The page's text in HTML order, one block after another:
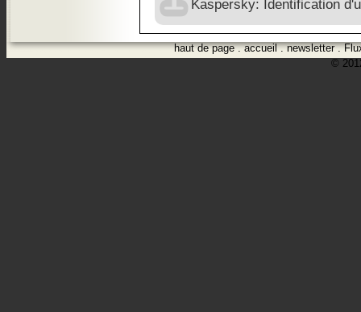
Kaspersky: Identification
haut de page.accueil.newsletter.
©